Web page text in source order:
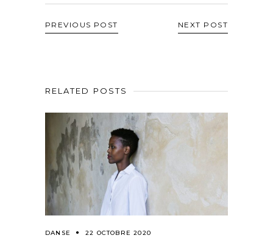
PREVIOUS POST NEXT POST
RELATED POSTS
DANSE 22 OCTOBRE 2020